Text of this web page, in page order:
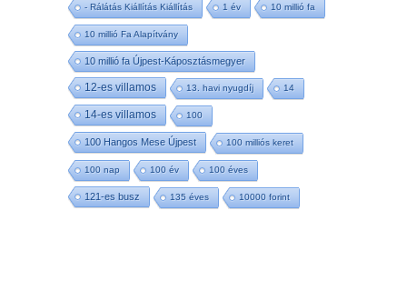
- Rálátás Kiállítás Kiállítás 1 év 10 millió fa
10 millió Fa Alapítvány
10 millió fa Újpest-Káposztásmegyer
12-es villamos 13. havi nyugdíj 14
14-es villamos 100
100 Hangos Mese Újpest 100 milliós keret
100 nap 100 év 100 éves
121-es busz 135 éves 10000 forint